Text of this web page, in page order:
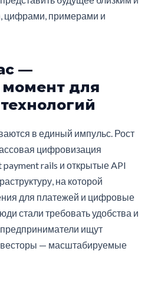
цифрами, примерами и
—
для
в единый импульс. Рост
цифровизация
payment rails и открытые API
на которой
для платежей и цифровые
стали требовать удобства и
предприниматели ищут
— масштабируемые